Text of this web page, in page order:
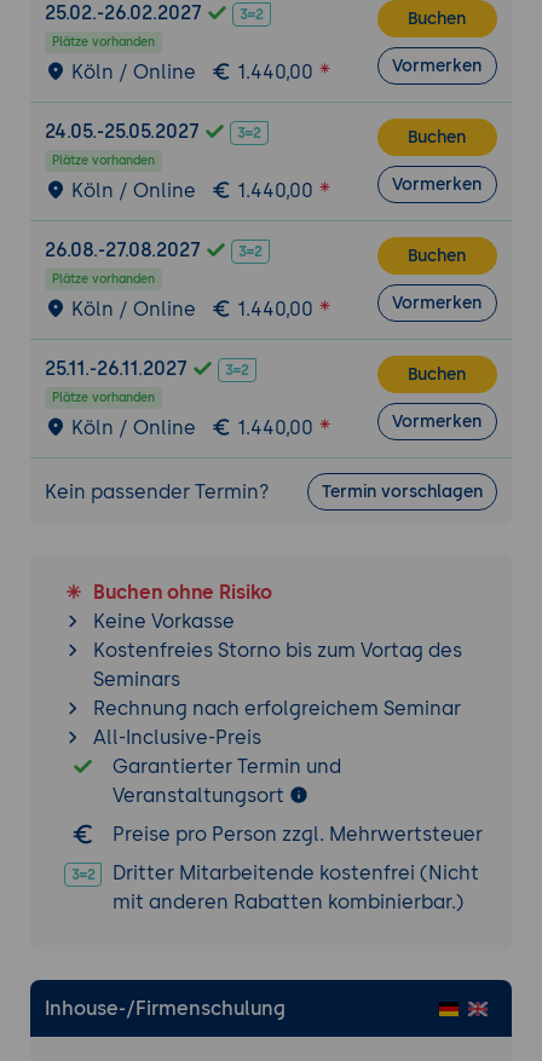
25.02.-26.02.2027
Plätze vorhanden
Köln / Online 1.440,00
Buchen
Vormerken
24.05.-25.05.2027
Plätze vorhanden
Köln / Online 1.440,00
Buchen
Vormerken
26.08.-27.08.2027
Plätze vorhanden
Köln / Online 1.440,00
Buchen
Vormerken
25.11.-26.11.2027
Plätze vorhanden
Köln / Online 1.440,00
Buchen
Vormerken
Kein passender Termin? Termin vorschlagen
Buchen ohne Risiko
Keine Vorkasse
Kostenfreies Storno bis zum Vortag des
Seminars
Rechnung nach erfolgreichem Seminar
All-Inclusive-Preis
Garantierter Termin und
Veranstaltungsort
Preise pro Person zzgl. Mehrwertsteuer
Dritter Mitarbeitende kostenfrei (Nicht
mit anderen Rabatten kombinierbar.)
Inhouse-/Firmenschulung